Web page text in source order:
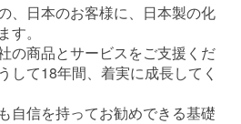
、日本のお客様に、日本製の化
。
の商品とサービスをご支援くだ
して18年間、着実に成長してく
自信を持ってお勧めできる基礎